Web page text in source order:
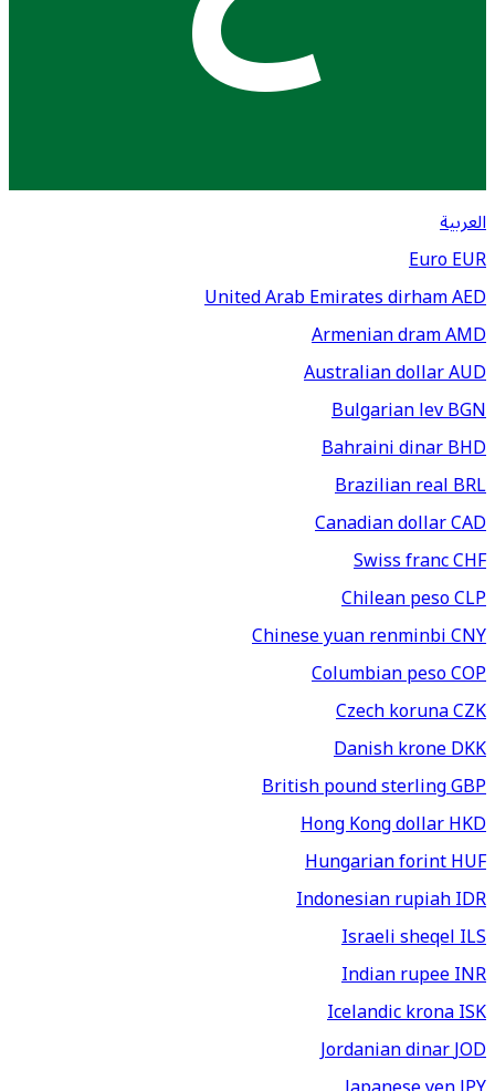
العربية
EuroEUR
United Arab Emirates dirhamAED
Armenian dramAMD
Australian dollarAUD
Bulgarian levBGN
Bahraini dinarBHD
Brazilian realBRL
Canadian dollarCAD
Swiss francCHF
Chilean pesoCLP
Chinese yuan renminbiCNY
Columbian pesoCOP
Czech korunaCZK
Danish kroneDKK
British pound sterlingGBP
Hong Kong dollarHKD
Hungarian forintHUF
Indonesian rupiahIDR
Israeli sheqelILS
Indian rupeeINR
Icelandic kronaISK
Jordanian dinarJOD